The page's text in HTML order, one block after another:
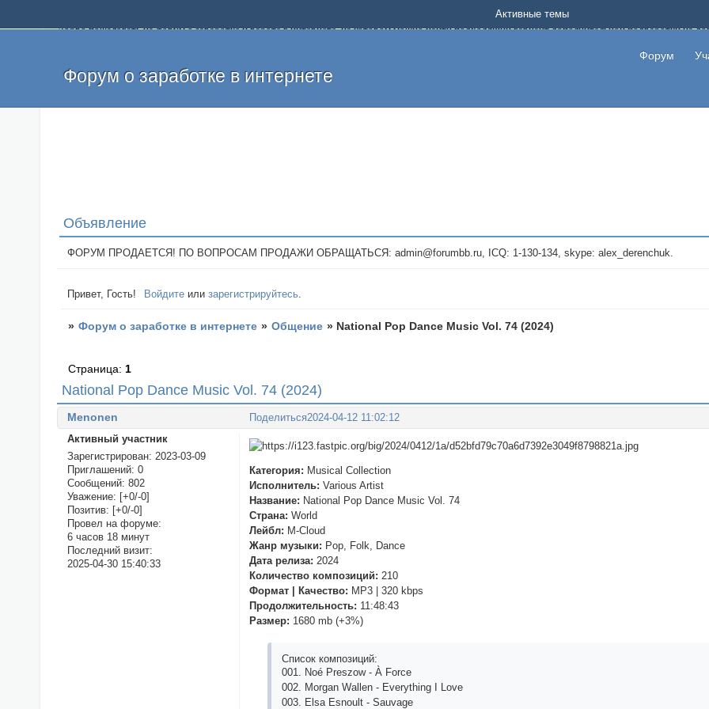
Добро пожаловать на форум о заработке и работе в интернете, на котором можно найти подходящий вариант дополнительной подработки на
и оставлять свои отзывы. Если вы знаете, что определенный проект или сайт не платит, то указывайте в теме что это лохотрон, чтобы другие
легкие деньги без вложений и регистрации уже сегодня. Создавайте новые темы, размещайте объявления со своими пригласительными
Форум о заработке в интернете
Форум
Активные темы
Объявление
ФОРУМ ПРОДАЕТСЯ! ПО ВОПРОСАМ ПРОДАЖИ ОБРАЩАТЬСЯ: admin@forumbb.ru, ICQ: 1-130-134, skype: alex_derenchuk.
Привет, Гость! Войдите илизарегистрируйтесь.
» Форум о заработке в интернете » Общение » National Pop Dance Music Vol. 74 (2024)
National Pop Dance Music Vol. 74 (2024)
Страница: 1
Поделиться2024-04-12 11:02:12
Menonen
Активный участник
Зарегистрирован: 2023-03-09
Приглашений: 0
Сообщений: 802
Уважение: [+0/-0]
Позитив: [+0/-0]
Провел на форуме:
6 часов 18 минут
Последний визит:
2025-04-30 15:40:33
Категория: Musical Collection
Исполнитель: Various Artist
Название: National Pop Dance Music Vol. 74
Страна: World
Лейбл: M-Cloud
Жанр музыки: Pop, Folk, Dance
Дата релиза: 2024
Количество композиций: 210
Формат | Качество: MP3 | 320 kbps
Продолжительность: 11:48:43
Размер: 1680 mb (+3%)
Список композиций:
001. Nоé Рrеszоw - À Fоrсе
002. Mоrgаn Wаllеn - Еvеrything I Lоvе
003. Еlsа Еsnоult - Sаuvаgе